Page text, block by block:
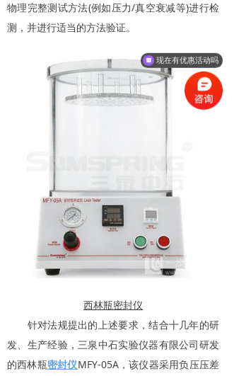
物理完整测试方法(例如压力/真空衰减等)进行检
测，并进行适当的方法验证。
西林瓶密封仪
针对法规提出的上述要求，结合十几年的研
发、生产经验，三泉中石实验仪器有限公司研发
的西林瓶密封仪MFY-05A，该仪器采用负压压差
现在有优惠活动吗